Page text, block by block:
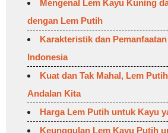
Mengenal Lem Kayu Kuning
dengan Lem Putih
Karakteristik dan
Indonesia
Kuat dan Tak Mahal, Lem
Andalan Kita
Harga Lem Putih untuk Kayu
Keunggulan Lem Kayu Putih